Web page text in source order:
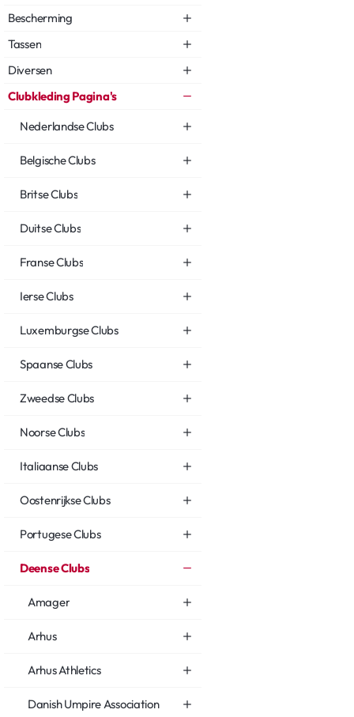
Bescherming
Tassen
Diversen
Clubkleding Pagina's
Nederlandse Clubs
Belgische Clubs
Britse Clubs
Duitse Clubs
Franse Clubs
Ierse Clubs
Luxemburgse Clubs
Spaanse Clubs
Zweedse Clubs
Noorse Clubs
Italiaanse Clubs
Oostenrijkse Clubs
Portugese Clubs
Deense Clubs
Amager
Arhus
Arhus Athletics
Danish Umpire Association